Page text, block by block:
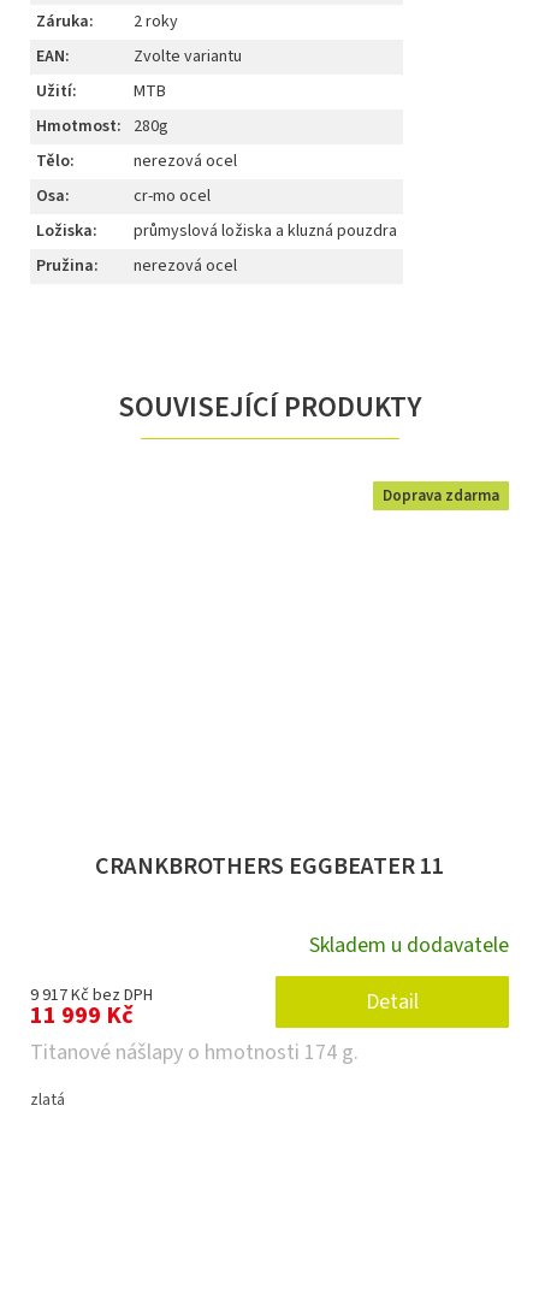
SOUVISEJÍCÍ PRODUKTY
Doprava zdarma
CRANKBROTHERS EGGBEATER 11
Skladem u dodavatele
9 917 Kč bez DPH
11 999 Kč
Detail
Titanové nášlapy o hmotnosti 174 g.
zlatá
Záruka:
2 roky
EAN:
Zvolte variantu
Užití:
MTB
Hmotmost: 280g
Tělo:
nerezová ocel
Osa:
cr-mo ocel
Ložiska:
průmyslová ložiska a kluzná pouzdra
Pružina: nerezová ocel